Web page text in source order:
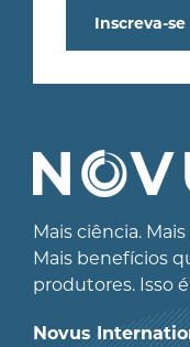
Inscreva-se
Mais ciência.
Mais benefícios
produtores. Isso
Novus